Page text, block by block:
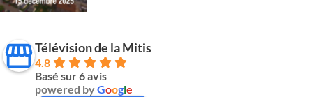
Télévision de la Mitis
4.8
Basé sur 6 avis
powered byGoogle